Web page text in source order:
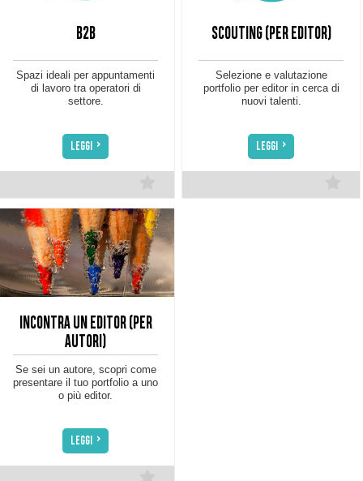
B2B
Spazi ideali per appuntamenti
di lavoro tra operatori di
settore.
LEGGI >
SCOUTING (PER EDITOR)
Selezione e valutazione
portfolio per editor in cerca di
nuovi talenti.
LEGGI >
INCONTRA UN EDITOR (PER
AUTORI)
Se sei un autore, scopri come
presentare il tuo portfolio a uno
o più editor.
LEGGI >